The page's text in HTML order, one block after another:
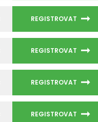
REGISTROVAT
REGISTROVAT
REGISTROVAT
REGISTROVAT